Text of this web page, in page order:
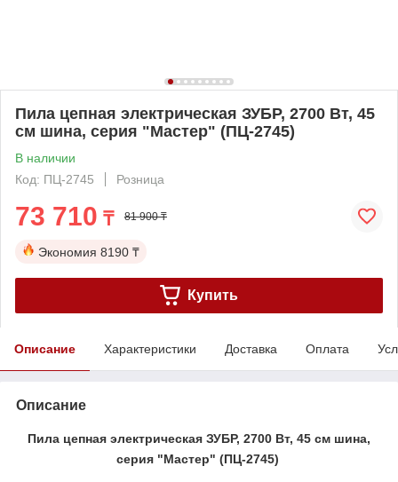
Пила цепная электрическая ЗУБР, 2700 Вт, 45
см шина, серия "Мастер" (ПЦ-2745)
В наличии
Код: ПЦ-2745
Розница
73 710 ₸ 81 900 ₸
Экономия 8190 ₸
Купить
Описание Характеристики Доставка Оплата
Описание
Пила цепная электрическая ЗУБР, 2700 Вт, 45 см шина,
серия "Мастер" (ПЦ-2745)